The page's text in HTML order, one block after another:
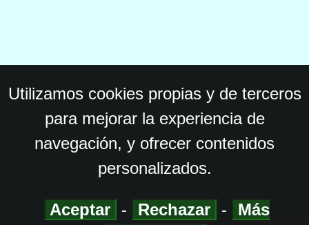
Utilizamos cookies propias y de terceros
para mejorar la experiencia de
navegación, y ofrecer contenidos
personalizados.
Aceptar - Rechazar - Más